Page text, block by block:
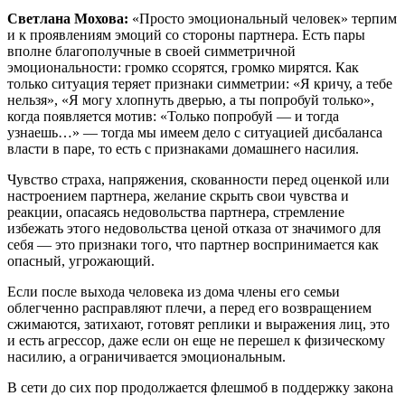
Светлана Мохова: «Просто эмоциональный человек» терпим
и к проявлениям эмоций со стороны партнера. Есть пары
вполне благополучные в своей симметричной
эмоциональности: громко ссорятся, громко мирятся. Как
только ситуация теряет признаки симметрии: «Я кричу, а тебе
нельзя», «Я могу хлопнуть дверью, а ты попробуй только»,
когда появляется мотив: «Только попробуй — и тогда
узнаешь…» — тогда мы имеем дело с ситуацией дисбаланса
власти в паре, то есть с признаками домашнего насилия.
Чувство страха, напряжения, скованности перед оценкой или
настроением партнера, желание скрыть свои чувства и
реакции, опасаясь недовольства партнера, стремление
избежать этого недовольства ценой отказа от значимого для
себя — это признаки того, что партнер воспринимается как
опасный, угрожающий.
Если после выхода человека из дома члены его семьи
облегченно расправляют плечи, а перед его возвращением
сжимаются, затихают, готовят реплики и выражения лиц, это
и есть агрессор, даже если он еще не перешел к физическому
насилию, а ограничивается эмоциональным.
В сети до сих пор продолжается флешмоб в поддержку закона